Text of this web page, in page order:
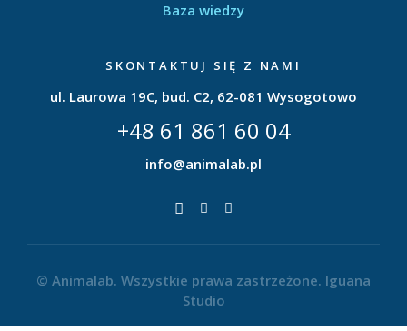
Baza wiedzy
SKONTAKTUJ SIĘ Z NAMI
ul. Laurowa 19C, bud. C2, 62-081 Wysogotowo
+48 61 861 60 04
info@animalab.pl
© Animalab. Wszystkie prawa zastrzeżone. Iguana
Studio